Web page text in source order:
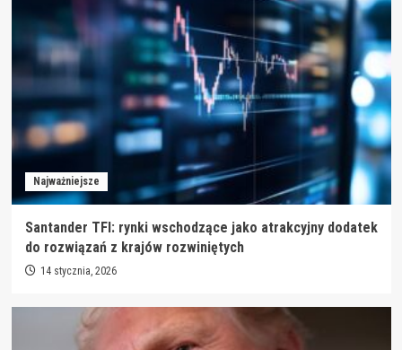
Najważniejsze
Santander TFI: rynki wschodzące jako atrakcyjny dodatek
do rozwiązań z krajów rozwiniętych
14 stycznia, 2026